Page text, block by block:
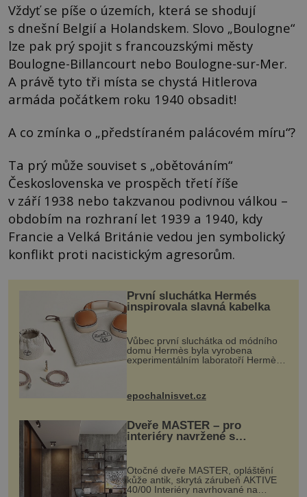
Vždyť se píše o územích, která se shodují
s dnešní Belgií a Holandskem. Slovo „Boulogne“
lze pak prý spojit s francouzskými městy
Boulogne-Billancourt nebo Boulogne-sur-Mer.
A právě tyto tři místa se chystá Hitlerova
armáda počátkem roku 1940 obsadit!
A co zmínka o „předstíraném palácovém míru“?
Ta prý může souviset s „obětováním“
Československa ve prospěch třetí říše
v září 1938 nebo takzvanou podivnou válkou –
obdobím na rozhraní let 1939 a 1940, kdy
Francie a Velká Británie vedou jen symbolický
konflikt proti nacistickým agresorům.
První sluchátka Hermés
inspirovala slavná kabelka
Vůbec první sluchátka od módního
domu Hermès byla vyrobena
experimentálním laboratoří Hermès
kovový...
epochalnisvet.cz
Dveře MASTER – pro
interiéry navržené s
rozumem i vášní!
Otočné dveře MASTER, opláštění
kůže antik, skrytá zárubeň AKTIVE
40/00 Interiéry navrhované na